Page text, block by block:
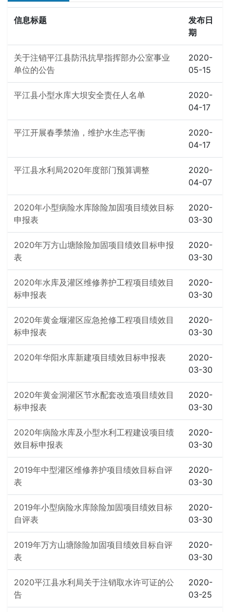
信息标题
发布日
期
关于注销平江县防汛抗旱指挥部办公室事业
单位的公告
2020-
05-15
平江县小型水库大坝安全责任人名单
2020-
04-17
平江开展春季禁渔，维护水生态平衡
2020-
04-17
平江县水利局2020年度部门预算调整
2020-
04-07
2020年小型病险水库除险加固项目绩效目标
申报表
2020-
03-30
2020年万方山塘除险加固项目绩效目标申报
表
2020-
03-30
2020年水库及灌区维修养护工程项目绩效目
标申报表
2020-
03-30
2020年黄金堰灌区应急抢修工程项目绩效目
标申报表
2020-
03-30
2020年华阳水库新建项目绩效目标申报表
2020-
03-30
2020年黄金洞灌区节水配套改造项目绩效目
标申报表
2020-
03-30
2020年病险水库及小型水利工程建设项目绩
效目标申报表
2020-
03-30
2019年中型灌区维修养护项目绩效目标自评
表
2020-
03-30
2019年小型病险水库除险加固项目绩效目标
自评表
2020-
03-30
2019年万方山塘除险加固项目绩效目标自评
表
2020-
03-30
2020平江县水利局关于注销取水许可证的公
告
2020-
03-25